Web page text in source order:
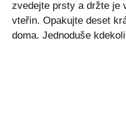
zvedejte prsty a držte je
vteřin. Opakujte deset
doma. Jednoduše